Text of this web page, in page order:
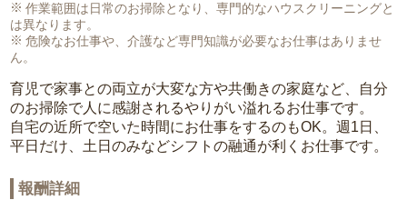
作業範囲は日常のお掃除となり、専門的なハウスクリーニングと
は異なります。
危険なお仕事や、介護など専門知識が必要なお仕事はありませ
ん。
育児で家事との両立が大変な方や共働きの家庭など、自分
のお掃除で人に感謝されるやりがい溢れるお仕事です。
自宅の近所で空いた時間にお仕事をするのもOK。週1日、
平日だけ、土日のみなどシフトの融通が利くお仕事です。
報酬詳細